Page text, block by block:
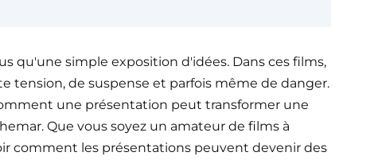
qu'une simple exposition d'idées. Dans ces films,
tension, de suspense et parfois même de danger.
une présentation peut transformer une
Que vous soyez un amateur de films à
comment les présentations peuvent devenir des